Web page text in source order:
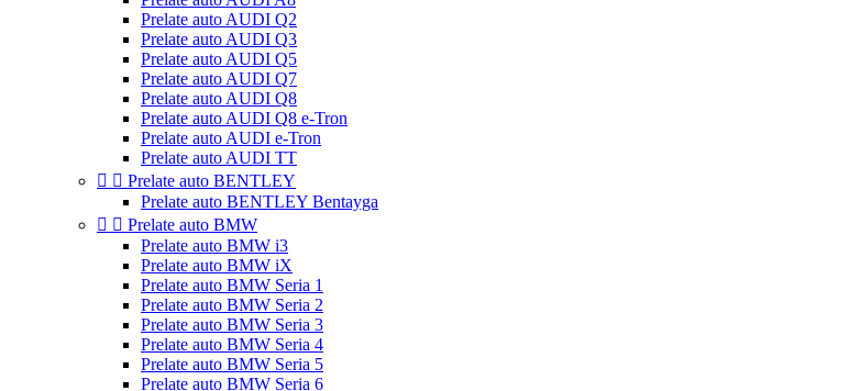
Prelate auto AUDI Q2
Prelate auto AUDI Q3
Prelate auto AUDI Q5
Prelate auto AUDI Q7
Prelate auto AUDI Q8
Prelate auto AUDI Q8 e-Tron
Prelate auto AUDI e-Tron
Prelate auto AUDI TT
  Prelate auto BENTLEY
Prelate auto BENTLEY Bentayga
  Prelate auto BMW
Prelate auto BMW i3
Prelate auto BMW iX
Prelate auto BMW Seria 1
Prelate auto BMW Seria 2
Prelate auto BMW Seria 3
Prelate auto BMW Seria 4
Prelate auto BMW Seria 5
Prelate auto BMW Seria 6